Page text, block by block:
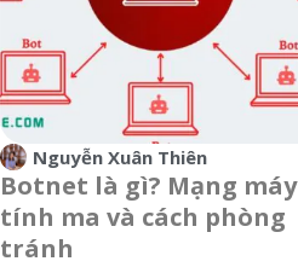
Nguyễn Xuân Thiên
Botnet là gì? Mạng máy
tính ma và cách phòng
tránh